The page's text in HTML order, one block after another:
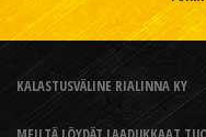
KALASTUSVÄLINE RIALINNA KY